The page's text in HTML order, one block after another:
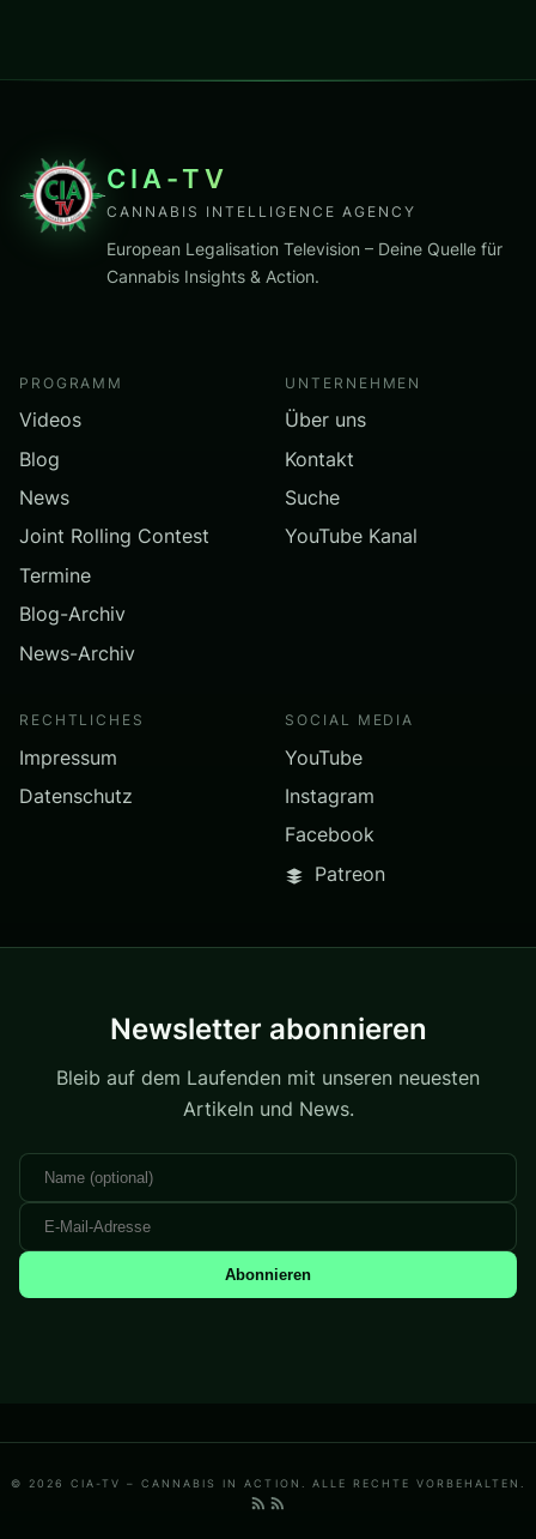
CIA-TV
CANNABIS INTELLIGENCE AGENCY
European Legalisation Television – Deine Quelle für
Cannabis Insights & Action.
PROGRAMM
Videos
Blog
News
Joint Rolling Contest
Termine
Blog-Archiv
News-Archiv
UNTERNEHMEN
Über uns
Kontakt
Suche
YouTube Kanal
RECHTLICHES
Impressum
Datenschutz
SOCIAL MEDIA
YouTube
Instagram
Facebook
Patreon
Newsletter abonnieren
Bleib auf dem Laufenden mit unseren neuesten
Artikeln und News.
Abonnieren
© 2026 CIA-TV – CANNABIS IN ACTION. ALLE RECHTE VORBEHALTEN.